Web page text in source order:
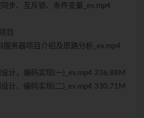
步、互斥锁、条件变量_ev.mp4
目
务器项目介绍及思路分析_ev.mp4
计，编码实现(一)_ev.mp4 336.88M
计、编码实现(二)_ev.mp4 330.71M